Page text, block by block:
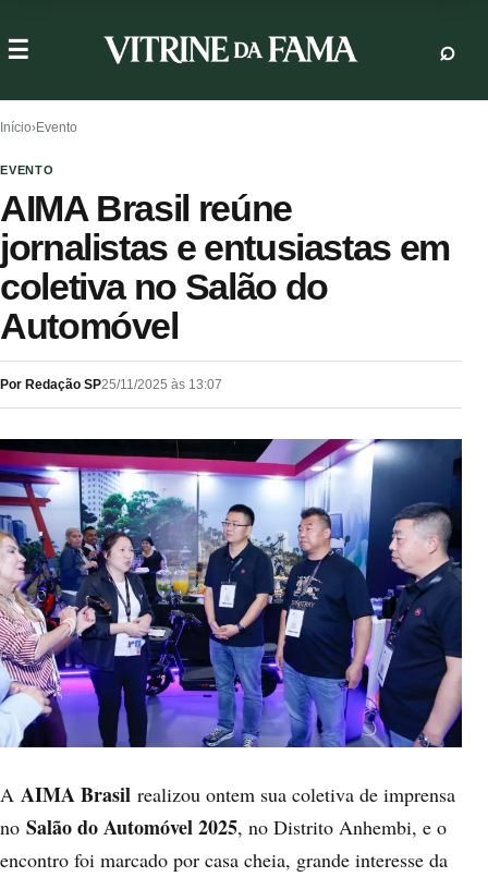
Início›Evento
EVENTO
AIMA Brasil reúne
jornalistas e entusiastas em
coletiva no Salão do
Automóvel
Por Redação SP25/11/2025 às 13:07
A AIMA Brasil realizou ontem sua coletiva de imprensa
no Salão do Automóvel 2025, no Distrito Anhembi, e o
encontro foi marcado por casa cheia, grande interesse da